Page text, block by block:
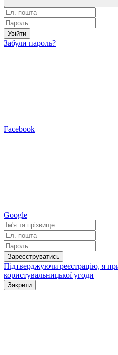
Увійти
Забули пароль?
Facebook
Google
Зареєструватись
Підтверджуючи реєстрацію, я
користувальницької угоди
Закрити